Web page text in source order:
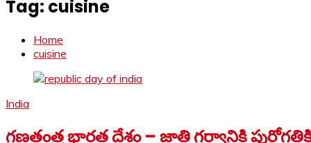
Tag: cuisine
Home
cuisine
India
గణతంత్ర భారత దేశం – జాతి గర్వానికి